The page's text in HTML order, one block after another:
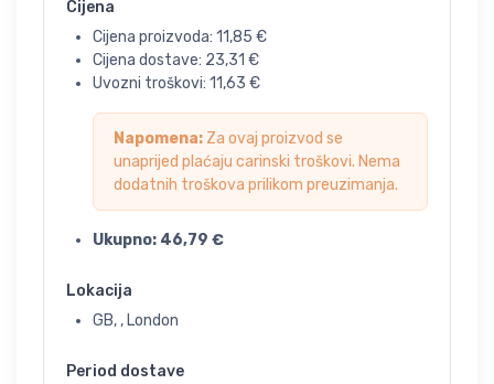
Cijena
Cijena proizvoda: 11,85 €
Cijena dostave: 23,31 €
Uvozni troškovi: 11,63 €
Napomena: Za ovaj proizvod se
unaprijed plaćaju carinski troškovi. Nema
dodatnih troškova prilikom preuzimanja.
Ukupno: 46,79 €
Lokacija
GB, , London
Period dostave